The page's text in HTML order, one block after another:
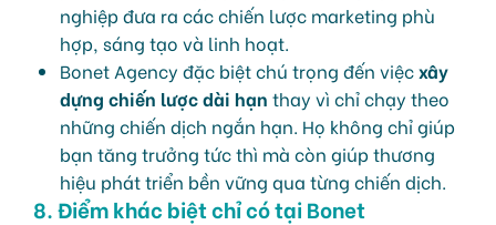
nghiệp đưa ra các chiến lược marketing phù
hợp, sáng tạo và linh hoạt.
Bonet Agency đặc biệt chú trọng đến việcxây
dựng chiến lược dài hạn thay vì chỉ chạy theo
những chiến dịch ngắn hạn. Họ không chỉ giúp
bạn tăng trưởng tức thì mà còn giúp thương
hiệu phát triển bền vững qua từng chiến dịch.
8. Điểm khác biệt chỉ có tại Bonet